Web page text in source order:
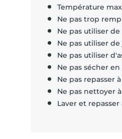
Température
Ne pas trop
Ne pas utiliser
Ne pas utiliser de
Ne pas utiliser
Ne pas sécher
Ne pas repasser
Ne pas nettoyer
Laver et repasser